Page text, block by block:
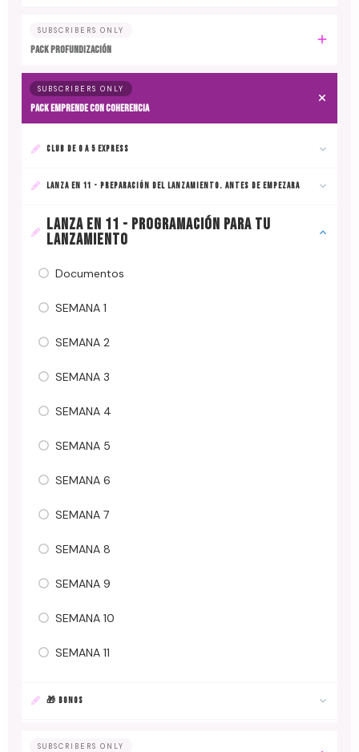
SUBSCRIBERS ONLY
PACK PROFUNDIZACIÓN
SUBSCRIBERS ONLY
PACK EMPRENDE CON COHERENCIA
CLUB DE 0 A 5 EXPRESS
LANZA EN 11 - PREPARACIÓN DEL LANZAMIENTO. ANTES DE EMPEZARA
LANZA EN 11 - PROGRAMACIÓN PARA TU
LANZAMIENTO
Documentos
SEMANA 1
SEMANA 2
SEMANA 3
SEMANA 4
SEMANA 5
SEMANA 6
SEMANA 7
SEMANA 8
SEMANA 9
SEMANA 10
SEMANA 11
🎁 BONOS
SUBSCRIBERS ONLY